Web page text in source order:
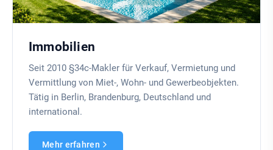
Immobilien
Seit 2010 §34c-Makler für Verkauf, Vermietung und
Vermittlung von Miet-, Wohn- und Gewerbeobjekten.
Tätig in Berlin, Brandenburg, Deutschland und
international.
Mehr erfahren